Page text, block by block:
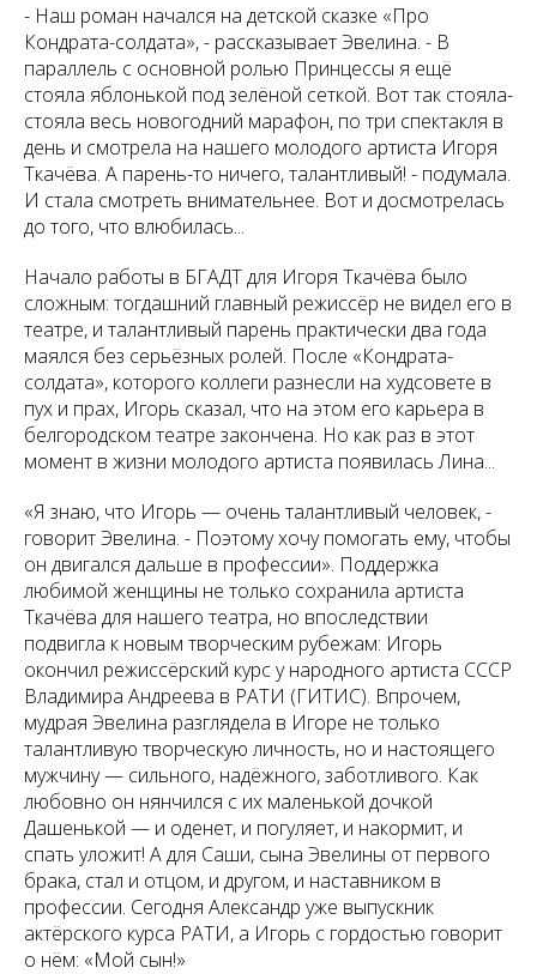
- Наш роман начался на детской сказке «Про
Кондрата-солдата»,- рассказывает Эвелина. - В
параллель с основной ролью Принцессы я ещё
стояла яблонькой под зелёной сеткой. Вот так стояла-
стояла весь новогодний марафон, по три спектакля в
день и смотрела на нашего молодого артиста Игоря
Ткачёва. А парень-то ничего, талантливый! - подумала.
И стала смотреть внимательнее. Вот и досмотрелась
до того, что влюбилась...
Начало работы в БГАДТ для Игоря Ткачёва было
сложным: тогдашний главный режиссёр не видел его в
театре, и талантливый парень практически два года
маялся без серьёзных ролей. После «Кондрата-
солдата», которого коллеги разнесли на худсовете в
пух и прах, Игорь сказал, что на этом его карьера в
белгородском театре закончена. Но как раз в этот
момент в жизни молодого артиста появилась Лина...
«Я знаю, что Игорь — очень талантливый человек,-
говорит Эвелина. - Поэтому хочу помогать ему, чтобы
он двигался дальше в профессии». Поддержка
любимой женщины не только сохранила артиста
Ткачёва для нашего театра, но впоследствии
подвигла к новым творческим рубежам: Игорь
окончил режиссёрский курс у народного артиста СССР
Владимира Андреева в РАТИ (ГИТИС). Впрочем,
мудрая Эвелина разглядела в Игоре не только
талантливую творческую личность, но и настоящего
мужчину — сильного, надёжного, заботливого. Как
любовно он нянчился с их маленькой дочкой
Дашенькой — и оденет, и погуляет, и накормит, и
спать уложит! А для Саши, сына Эвелины от первого
брака, стал и отцом, и другом, и наставником в
профессии. Сегодня Александр уже выпускник
актёрского курса РАТИ, а Игорь с гордостью говорит
о нём: «Мой сын!»